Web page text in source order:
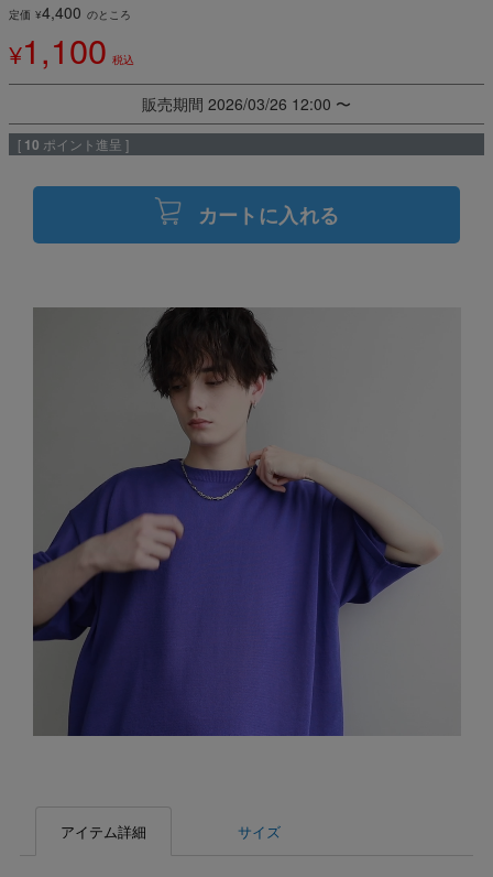
定価 ¥4,400 のところ
¥1,100 税込
販売期間 2026/03/26 12:00 〜
[ 10 ポイント進呈 ]
カートに入れる
アイテム詳細 サイズ